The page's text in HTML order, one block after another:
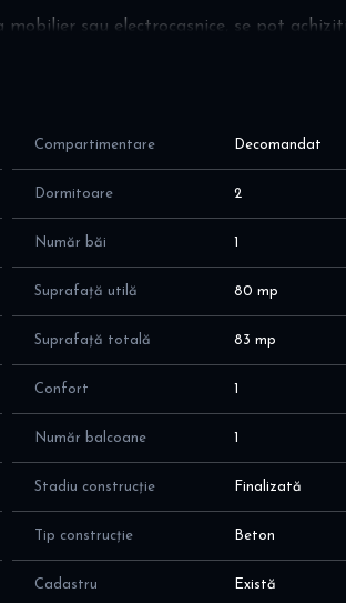
sau electrocasnice, se pot
Compartimentare Decomandat
Dormitoare 2
Număr băi 1
Suprafață utilă 80 mp
Suprafață totală 83 mp
Confort 1
Număr balcoane 1
Stadiu construcție Finalizată
Tip construcție Beton
Cadastru Există